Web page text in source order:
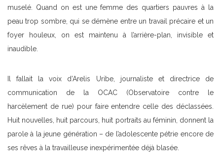
muselé. Quand on est une femme des quartiers pauvres à la
peau trop sombre, qui se démène entre un travail précaire et un
foyer houleux, on est maintenu à l’arrière-plan, invisible et
inaudible.
Il fallait la voix d’Arelis Uribe, journaliste et directrice de
communication de la OCAC (Observatoire contre le
harcèlement de rue) pour faire entendre celle des déclassées.
Huit nouvelles, huit parcours, huit portraits au féminin, donnent la
parole à la jeune génération – de l’adolescente pétrie encore de
ses rêves à la travailleuse inexpérimentée déjà blasée.